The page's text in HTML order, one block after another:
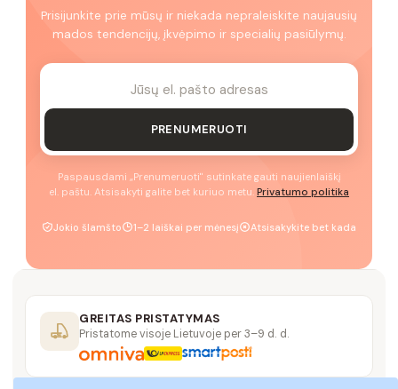
Prisijunkite prie mūsų ir niekada nepraleiskite naujausių
mados tendencijų, įkvėpimo ir specialių pasiūlymų.
PRENUMERUOTI
Paspausdami „Prenumeruoti" sutinkate gauti naujienlaiškį
el. paštu. Atsisakyti galite bet kuriuo metu. Privatumo politika
Jokio šlamšto 1–2 laiškai per mėnesį Atsisakykite bet kada
GREITAS PRISTATYMAS
Pristatome visoje Lietuvoje per 3–9 d. d.